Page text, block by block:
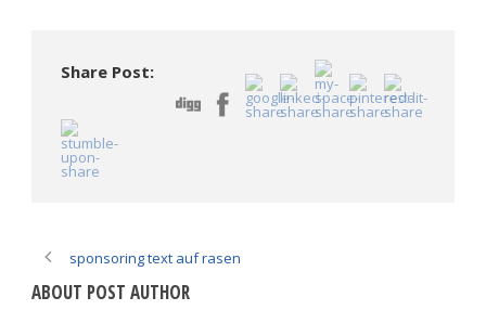
Share Post:
sponsoring text auf rasen
ABOUT POST AUTHOR